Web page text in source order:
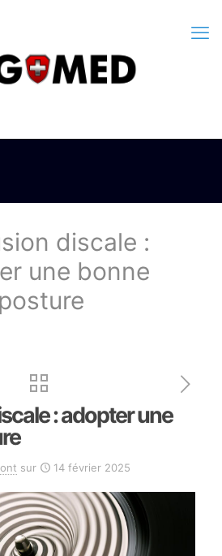
discale :
une bonne
posture
: adopter une
sur 14 février 2025